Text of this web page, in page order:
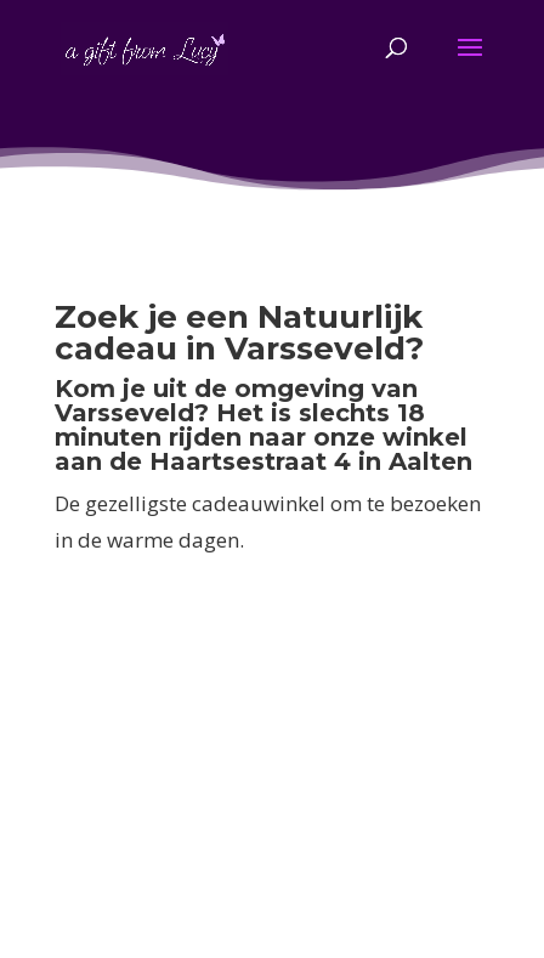
Zoek je een Natuurlijk
cadeau in Varsseveld?
Kom je uit de omgeving van
Varsseveld? Het is slechts 18
minuten rijden naar onze winkel
aan de Haartsestraat 4 in Aalten
De gezelligste cadeauwinkel om te bezoeken
in de warme dagen.